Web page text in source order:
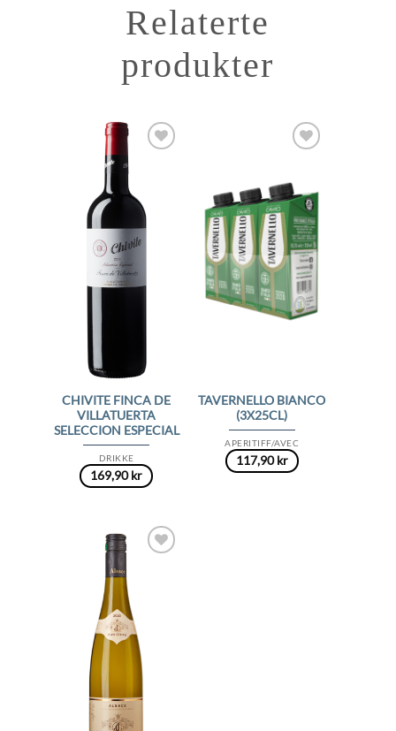
Relaterte
produkter
DRIKKE
CHIVITE FINCA DE
VILLATUERTA
SELECCION ESPECIAL
169,90kr
APERITIFF/AVEC
TAVERNELLO BIANCO
(3X25CL)
117,90kr